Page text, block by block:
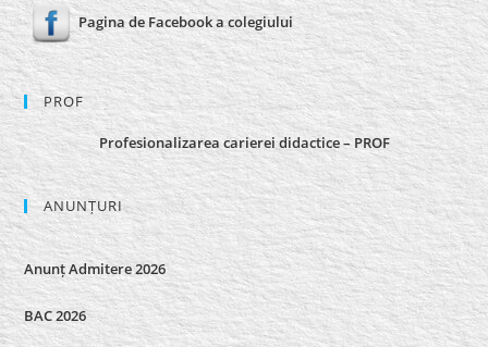
Pagina de Facebook a colegiului
PROF
Profesionalizarea carierei didactice – PROF
ANUNȚURI
Anunț Admitere 2026
BAC 2026